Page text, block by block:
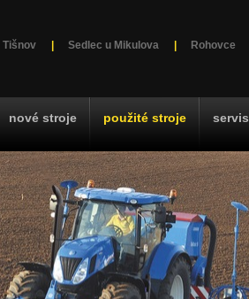
Tišnov Sedlec u Mikulova Rohovce
nové stroje použité stroje servis